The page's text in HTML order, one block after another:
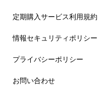
定期購入サービス利用規約
情報セキュリティポリシー
プライバシーポリシー
お問い合わせ